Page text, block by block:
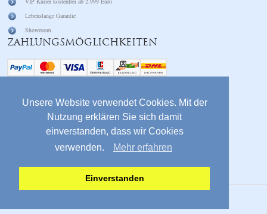
Unsere Website verwendet Cookies. Mit der
Nutzung erklären Sie sich damit
einverstanden, dass wir Cookies
verwenden.
Mehr erfahren
Einverstanden
Lebenslange Garantie
Showroom
ZAHLUNGSMÖGLICHKEITEN
service@queendiamond.de
Whatsapp 0171 922 922 0